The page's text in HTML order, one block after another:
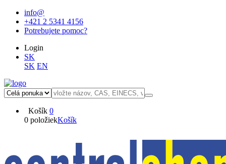
info@
+421 2 5341 4156
Potrebujete pomoc?
Login
SK
SK EN
Košík 0
0 položiekKošík